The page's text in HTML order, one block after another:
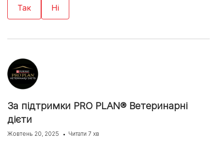
За підтримки PRO PLAN® Ветеринарні
дієти
Жовтень 20, 2025 Читати 7 хв